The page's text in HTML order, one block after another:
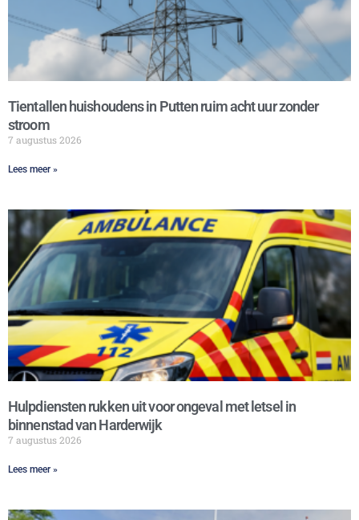
Tientallen huishoudens in Putten ruim acht uur zonder
stroom
7 augustus 2026
Lees meer »
Hulpdiensten rukken uit voor ongeval met letsel in
binnenstad van Harderwijk
7 augustus 2026
Lees meer »